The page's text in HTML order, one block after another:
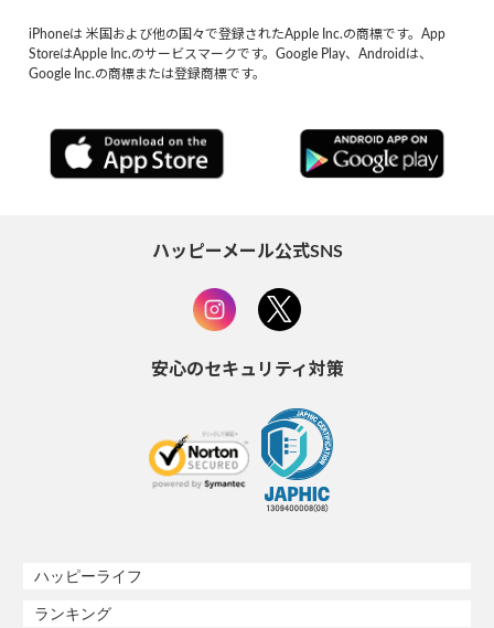
iPhoneは 米国および他の国々で登録されたApple Inc.の商標です。App
StoreはApple Inc.のサービスマークです。Google Play、Androidは、
Google Inc.の商標または登録商標です。
ハッピーメール公式SNS
安心のセキュリティ対策
ハッピーライフ
ランキング